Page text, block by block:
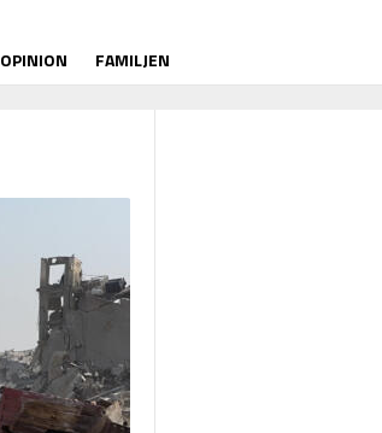
OPINION FAMILJEN